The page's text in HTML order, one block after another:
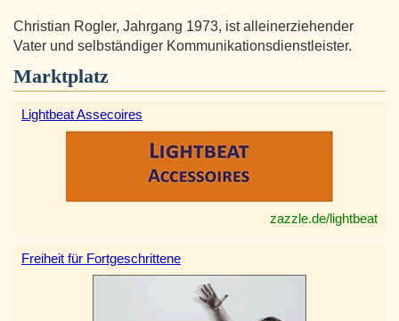
Christian Rogler, Jahrgang 1973, ist alleinerziehender
Vater und selbständiger Kommunikationsdienstleister.
Marktplatz
Lightbeat Assecoires
zazzle.de/lightbeat
Freiheit für Fortgeschrittene